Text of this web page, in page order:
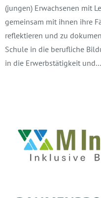
(jungen) Erwachsenen mit
gemeinsam mit ihnen ihre
reflektieren und zu
Schule in die berufliche
in die Erwerbstätigkeit und…